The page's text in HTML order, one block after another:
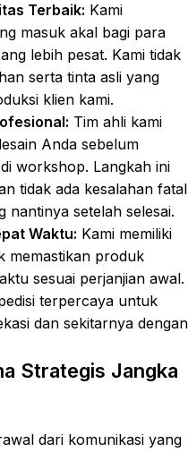
Terbaik: Kami
masuk akal bagi para
lebih pesat. Kami tidak
serta tinta asli yang
klien kami.
Tim ahli kami
Anda sebelum
workshop. Langkah ini
tidak ada kesalahan fatal
nantinya setelah selesai.
Waktu: Kami memiliki
memastikan produk
sesuai perjanjian awal.
terpercaya untuk
dan sekitarnya dengan
Strategis Jangka
dari komunikasi yang